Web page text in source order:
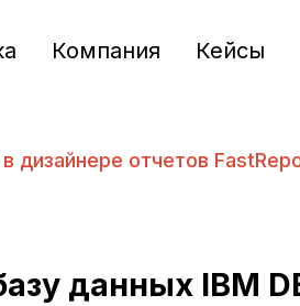
Компания Кейсы
дизайнере отчетов
данных IBM